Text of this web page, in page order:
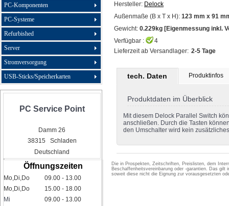
PC-Komponenten
PC-Systeme
Refurbished
Server
Stromversorgung
USB-Sticks/Speicherkarten
PC Service Point
Damm 26
38315 Schladen
Deutschland
Öffnungszeiten
Mo,Di,Do
09.00 - 13.00
Mo,Di,Do
15.00 - 18.00
Mi
09.00 - 13.00
Hersteller: Delock
Außenmaße (B x T x H): 123 mm x 91
Gewicht: 0.229kg [Eigenmessung inkl.
Verfügbar :
4
Lieferzeit ab Versandlager: 2-5 Tage
tech. Daten Produktinfos
Produktdaten im Überblick
Mit diesem Delock Parallel Switch
anschließen. Durch die Tasten
den Umschalter wird kein
Die in Prospekten, Zeitschriften, Preislisten, dem
Beschaffenheitsvereinbarung oder -garantien. Das
soweit diese nicht die Eignung zur vorausgesetzten